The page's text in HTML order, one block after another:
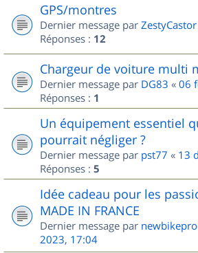
GPS/montres
Dernier message par ZestyCastor
Réponses : 12
Chargeur de voiture multi
Dernier message par DG83 « 06
Réponses : 1
Un équipement essentiel
pourrait négliger ?
Dernier message par pst77 « 13
Réponses : 5
Idée cadeau pour les
MADE IN FRANCE
Dernier message par
2023, 17:04